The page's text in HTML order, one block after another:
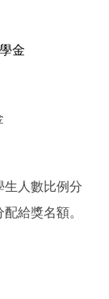
金
生人數比例分
給獎名額。